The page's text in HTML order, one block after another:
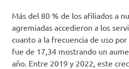
Más del 80 % de los afiliados a
agremiadas accedieron a los
cuanto a la frecuencia de uso
fue de 17,34 mostrando un
año. Entre 2019 y 2022, este